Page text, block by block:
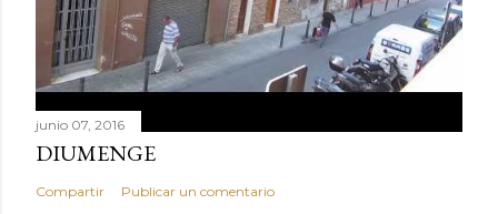
junio 07, 2016
DIUMENGE
Compartir Publicar un comentario